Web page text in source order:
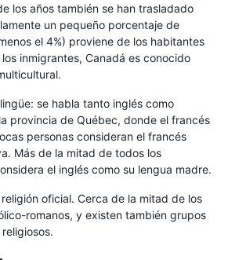
los años también se han trasladado
un pequeño porcentaje de
el 4%) proviene de los habitantes
inmigrantes, Canadá es conocido
se habla tanto inglés como
provincia de Québec, donde el francés
personas consideran el francés
Más de la mitad de todos los
el inglés como su lengua madre.
oficial. Cerca de la mitad de los
romanos, y existen también grupos